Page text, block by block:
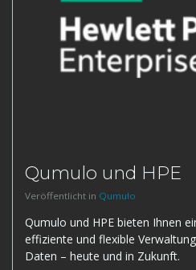
Qumulo und HPE
Veröffentlicht in Qumulo
Qumulo und HPE bieten Ihnen
effiziente und flexible
Daten – heute und in Zukunft.